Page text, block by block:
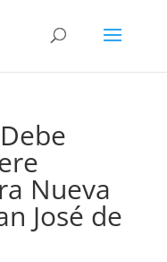
Nueva
José de